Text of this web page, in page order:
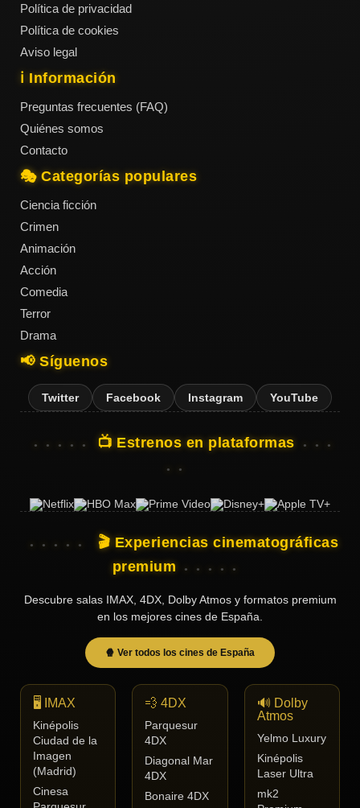
Política de privacidad
Política de cookies
Aviso legal
ℹ️ Información
Preguntas frecuentes (FAQ)
Quiénes somos
Contacto
🎭 Categorías populares
Ciencia ficción
Crimen
Animación
Acción
Comedia
Terror
Drama
📢 Síguenos
Twitter Facebook Instagram YouTube
📺 Estrenos en plataformas
🎬 Experiencias cinematográficas
premium
Descubre salas IMAX, 4DX, Dolby Atmos y formatos premium
en los mejores cines de España.
🍿 Ver todos los cines de España
🖥️ IMAX
Kinépolis
Ciudad de la
Imagen
(Madrid)
Cinesa
💨 4DX
Parquesur
4DX
Diagonal Mar
4DX
Bonaire 4DX
🔊 Dolby
Atmos
Yelmo Luxury
Kinépolis
Laser Ultra
mk2